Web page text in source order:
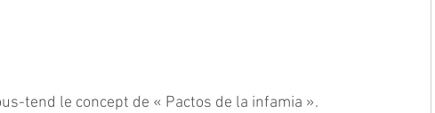
tend le concept de « Pactos de la infamia ».